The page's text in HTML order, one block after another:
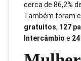
cerca de 86,2%
Também foram
gratuitos, 127
Intercâmbio e